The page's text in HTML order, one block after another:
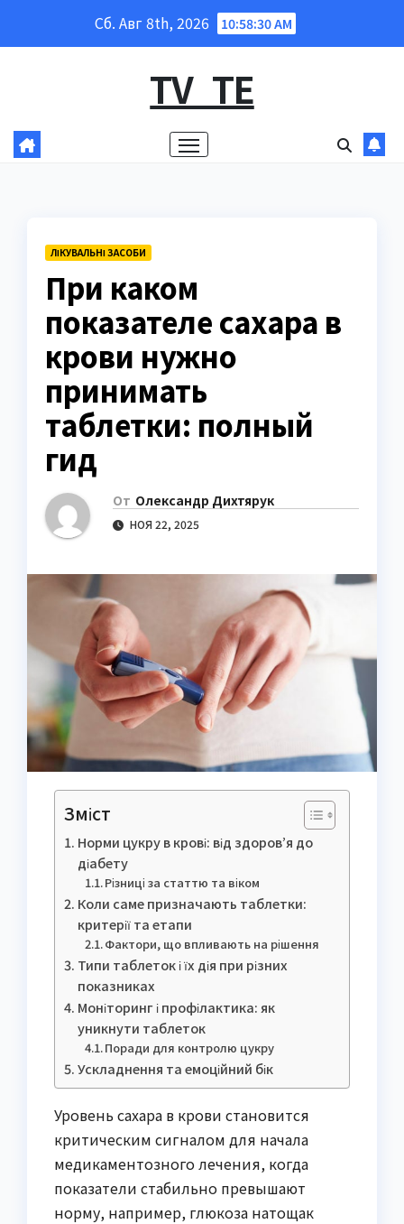
Сб. Авг 8th, 2026 10:58:31 AM
TV_TE
ЛІКУВАЛЬНІ ЗАСОБИ
При каком
показателе сахара в
крови нужно
принимать
таблетки: полный
гид
От Олександр Дихтярук
НОЯ 22, 2025
Зміст
Норми цукру в крові: від здоров’я до
діабету
Різниці за статтю та віком
Коли саме призначають таблетки:
критерії та етапи
Фактори, що впливають на рішення
Типи таблеток і їх дія при різних
показниках
Моніторинг і профілактика: як
уникнути таблеток
Поради для контролю цукру
Ускладнення та емоційний бік
Уровень сахара в крови становится
критическим сигналом для начала
медикаментозного лечения, когда
показатели стабильно превышают
норму, например, глюкоза натощак